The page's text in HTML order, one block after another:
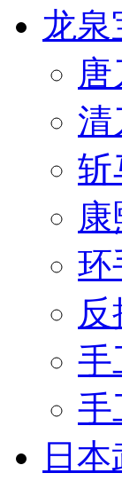
龙泉
唐
清
斩
康
环
手
手
日